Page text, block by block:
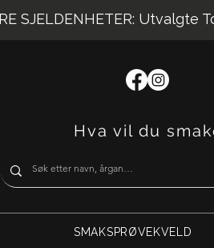
SJELDENHETER:
Hva vil du
SMAKSPRØVEKVELD